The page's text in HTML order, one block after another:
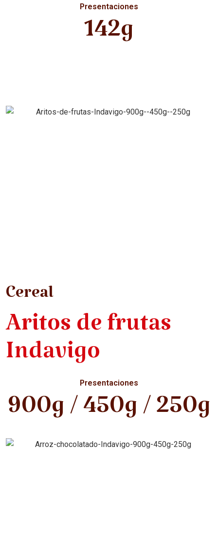
Presentaciones
142g
Cereal
Aritos de frutas
Indavigo
Presentaciones
900g / 450g / 250g